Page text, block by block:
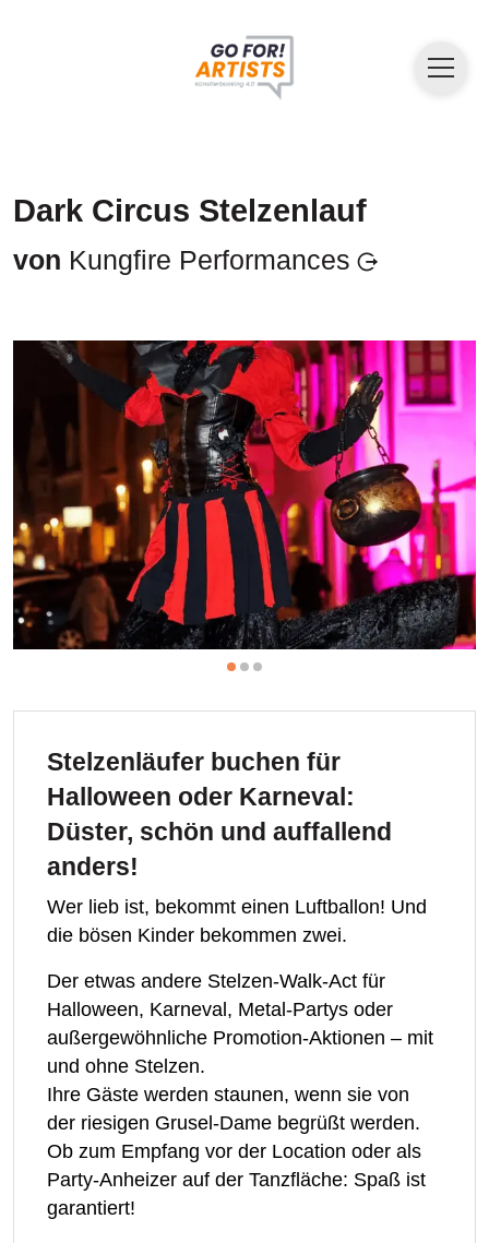
Dark Circus Stelzenlauf
von Kungfire Performances
Stelzenläufer buchen für
Halloween oder Karneval:
Düster, schön und auffallend
anders!
Wer lieb ist, bekommt einen Luftballon! Und
die bösen Kinder bekommen zwei.
Der etwas andere Stelzen-Walk-Act für
Halloween, Karneval, Metal-Partys oder
außergewöhnliche Promotion-Aktionen – mit
und ohne Stelzen.
Ihre Gäste werden staunen, wenn sie von
der riesigen Grusel-Dame begrüßt werden.
Ob zum Empfang vor der Location oder als
Party-Anheizer auf der Tanzfläche: Spaß ist
garantiert!